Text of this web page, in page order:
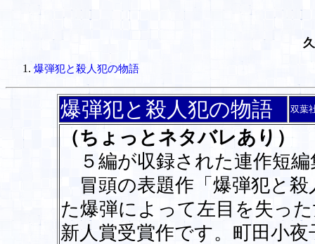
爆弾犯と殺人犯の物語
爆弾犯と殺人犯の物語 双葉
（ちょっとネタバレあり）
５編が収録された連作短編
冒頭の表題作「爆弾犯と殺
た爆弾によって左目を失っ
新人賞受賞作です。町田小